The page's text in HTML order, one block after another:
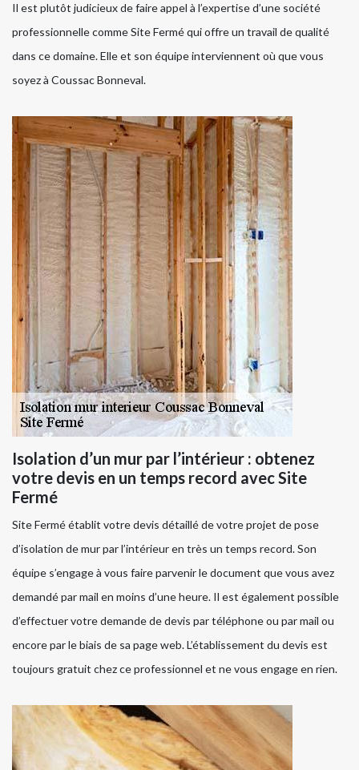
Il est plutôt judicieux de faire appel à l’expertise d’une société
professionnelle comme Site Fermé qui offre un travail de qualité
dans ce domaine. Elle et son équipe interviennent où que vous
soyez à Coussac Bonneval.
Isolation d’un mur par l’intérieur : obtenez
votre devis en un temps record avec Site
Fermé
Site Fermé établit votre devis détaillé de votre projet de pose
d’isolation de mur par l’intérieur en très un temps record. Son
équipe s’engage à vous faire parvenir le document que vous avez
demandé par mail en moins d’une heure. Il est également possible
d’effectuer votre demande de devis par téléphone ou par mail ou
encore par le biais de sa page web. L’établissement du devis est
toujours gratuit chez ce professionnel et ne vous engage en rien.